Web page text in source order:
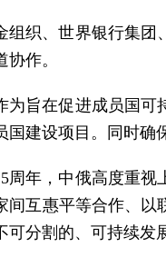
组织、世界银行集
作。
为旨在促进成员国
国建设项目。同时
周年，中俄高度重
间互惠平等合作、
可分割的、可持续发